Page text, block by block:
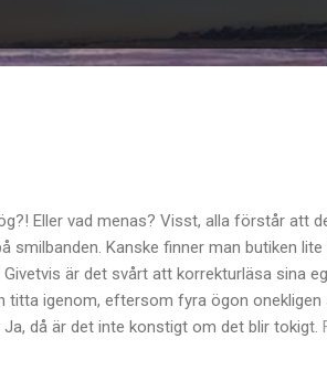
Eller vad menas? Visst, alla förstår att
smilbanden. Kanske finner man butiken lite
är det svårt att korrekturläsa sina
titta igenom, eftersom fyra ögon onekligen
då är det inte konstigt om det blir tokigt.